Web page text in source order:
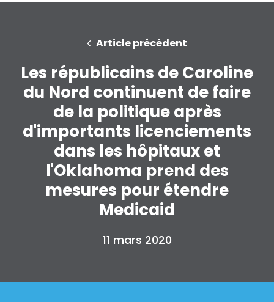
Article précédent
Les républicains de Caroline
du Nord continuent de faire
de la politique après
d'importants licenciements
dans les hôpitaux et
l'Oklahoma prend des
mesures pour étendre
Medicaid
11 mars 2020